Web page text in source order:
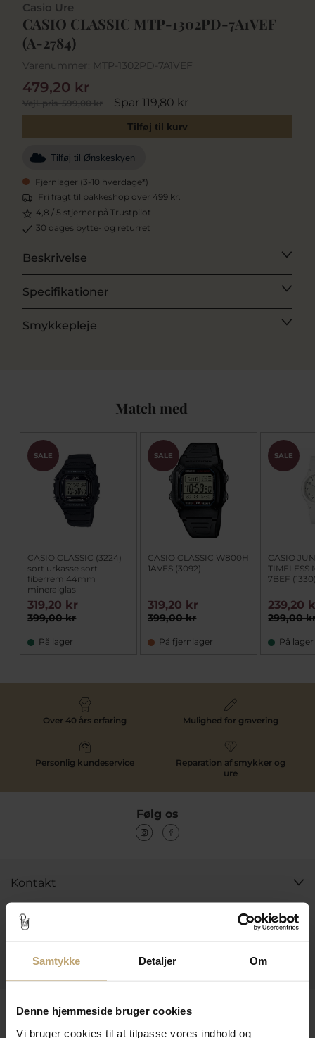
Samtykke Detaljer Om
Denne hjemmeside bruger cookies
Vi bruger cookies til at tilpasse vores indhold og
Casio Ure
CASIO CLASSIC MTP-1302PD-7A1VEF
(A-2784)
Varenummer: MTP-1302PD-7A1VEF
Vejl. pris599,00 kr Spar 119,80 kr
479,20 kr
Tilføj til kurv
Tilføj til Ønskeskyen
Fjernlager (3-10 hverdage*)
Fri fragt til pakkeshop over 499 kr.
4,8 / 5 stjerner på Trustpilot
30 dages bytte- og returret
Beskrivelse
Specifikationer
Smykkepleje
Match med
SALE
CASIO CLASSIC (3224)
sort urkasse sort
fiberrem 44mm
mineralglas
399,00 kr
319,20 kr
På lager
SALE
CASIO CLASSIC W800H
1AVES (3092)
399,00 kr
319,20 kr
På fjernlager
SALE
CASIO
7BEF
299,00
239,20
På lager
Over 40 års erfaring Mulighed for gravering
Personlig kundeservice
Reparation af smykker og
ure
Følg os
Kontakt
Praktiske Sider
Leveringsmuligheder